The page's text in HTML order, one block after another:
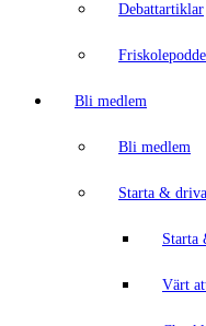
Debattartiklar
Bli medlem
Bli medlem
Starta &
Starta
Värt